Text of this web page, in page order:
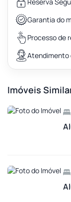
Garantia do
Processo de
Atendimento
Imóveis